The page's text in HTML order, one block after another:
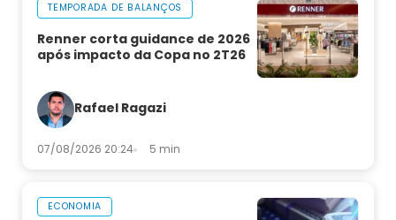
TEMPORADA DE BALANÇOS
Renner corta guidance de 2026
após impacto da Copa no 2T26
Rafael Ragazi
07/08/2026 20:24 5 min
ECONOMIA